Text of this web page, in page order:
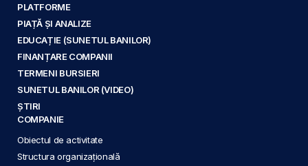
PLATFORME
PIAȚĂ ȘI ANALIZE
EDUCAȚIE (SUNETUL BANILOR)
FINANȚARE COMPANII
TERMENI BURSIERI
SUNETUL BANILOR (VIDEO)
ȘTIRI
COMPANIE
Obiectul de activitate
Structura organizațională